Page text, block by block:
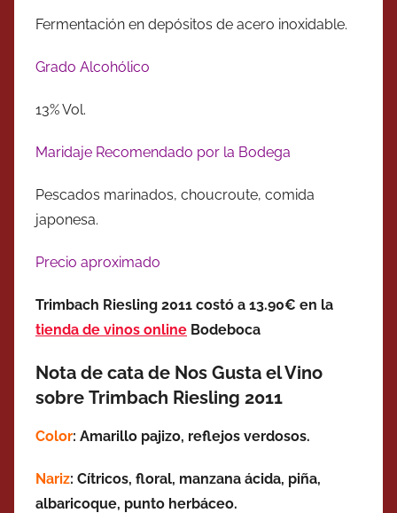
Fermentación en depósitos de acero inoxidable.
Grado Alcohólico
13% Vol.
Maridaje Recomendado por la Bodega
Pescados marinados, choucroute, comida
japonesa.
Precio aproximado
Trimbach Riesling 2011 costó a 13.90€ en la
tienda de vinos online Bodeboca
Nota de cata de Nos Gusta el Vino
sobre Trimbach Riesling 2011
Color: Amarillo pajizo, reflejos verdosos.
Nariz: Cítricos, floral, manzana ácida, piña,
albaricoque, punto herbáceo.